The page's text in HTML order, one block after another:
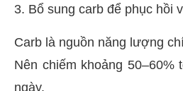
3. Bổ sung carb để phục hồi
Carb là nguồn năng lượng
Nên chiếm khoảng 50–60%
ngày.